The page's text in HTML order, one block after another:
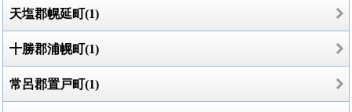
天塩郡幌延町(1)
十勝郡浦幌町(1)
常呂郡置戸町(1)